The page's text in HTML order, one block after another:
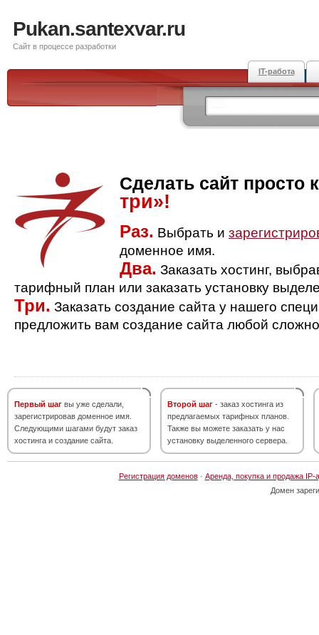
Pukan.santexvar.ru
Сайт в процессе разработки
IT-работа
Сделать сайт просто
три»!
Раз. Выбрать и
доменное имя.
Два. Заказать хостинг,
тарифный план или заказать установку
Три. Заказать создание сайта у нашего
предложить вам создание сайта любой
Первый шаг вы уже сделали,
зарегистрировав доменное имя.
Следующими шагами будут заказ
хостинга и создание сайта.
Второй шаг - заказ хостинга из
предлагаемых тарифных планов.
Также вы можете заказать у нас
установку выделенного сервера.
Регистрация доменов· Аренда, покупка и продажа IP-
Домен